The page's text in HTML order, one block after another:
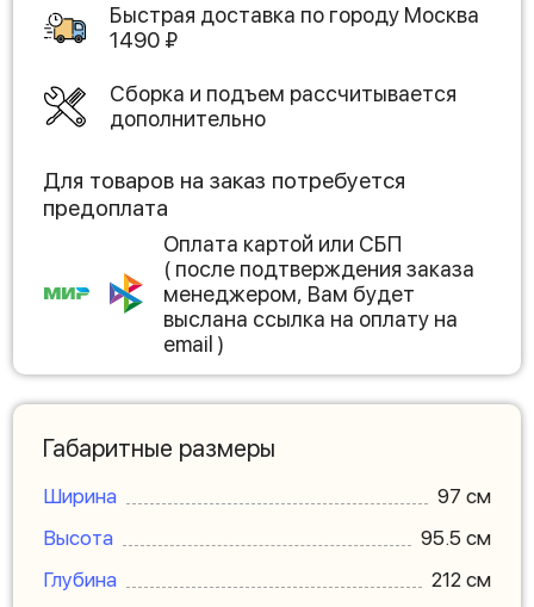
Быстрая доставка по городу Москва
1490 ₽
Сборка и подъем рассчитывается
дополнительно
Для товаров на заказ потребуется
предоплата
Оплата картой или СБП
( после подтверждения заказа
менеджером, Вам будет
выслана ссылка на оплату на
email )
Габаритные размеры
Ширина
97 см
Высота
95.5 см
Глубина
212 см